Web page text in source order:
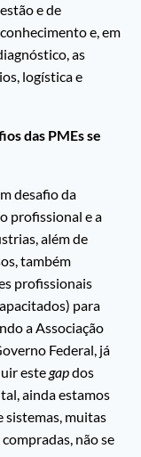
e de
e, em
as
logística e
das PMEs se
desafio da
profissional e a
além de
também
profissionais
para
a Associação
Federal, já
estegapdos
ainda estamos
sistemas, muitas
não se